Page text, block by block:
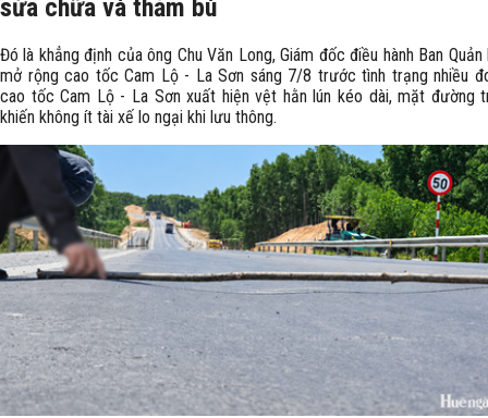
sửa chữa và thảm bù
Đó là khẳng định của ông Chu Văn Long, Giám đốc điều hành Ban
mở rộng cao tốc Cam Lộ - La Sơn sáng 7/8 trước tình trạng nhiều
cao tốc Cam Lộ - La Sơn xuất hiện vệt hằn lún kéo dài, mặt đường
khiến không ít tài xế lo ngại khi lưu thông.